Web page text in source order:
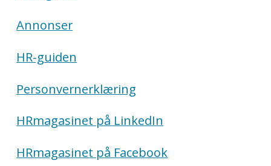
Annonser
HR-guiden
Personvernerklæring
HRmagasinet på LinkedIn
HRmagasinet på Facebook